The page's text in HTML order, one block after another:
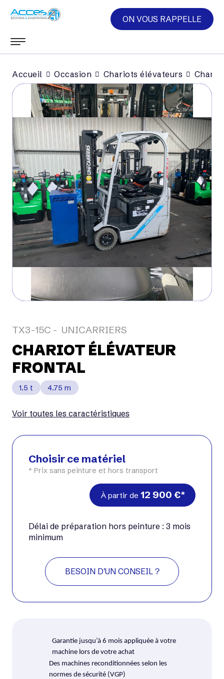
ON VOUS RAPPELLE
Accueil Occasion Chariots élévateurs
CHARIOT ÉLÉVATEUR
FRONTAL
UNICARRIERS
TX3-15C
1.5 t 4.75 m
Voir toutes les caractéristiques
Choisir ce matériel
* Prix sans peinture et hors transport
À partir de 12 900 €
Délai de préparation hors peinture : 3 mois
minimum
BESOIN D'UN CONSEIL ?
Garantie jusqu’à 6 mois appliquée à votre
machine lors de votre achat
Des machines reconditionnées selon les
normes de sécurité (VGP)